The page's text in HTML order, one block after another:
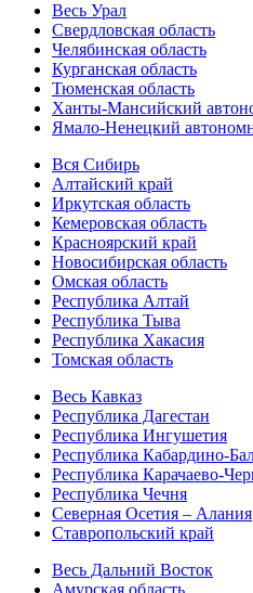
Весь Урал
Свердловская область
Челябинская область
Курганская область
Тюменская область
Ханты-Мансийский
Ямало-Ненецкий
Вся Сибирь
Алтайский край
Иркутская область
Кемеровская область
Красноярский край
Новосибирская область
Омская область
Республика Алтай
Республика Тыва
Республика Хакасия
Томская область
Весь Кавказ
Республика Дагестан
Республика Ингушетия
Республика Кабардино-
Республика Карачаево-
Республика Чечня
Северная Осетия – Алания
Ставропольский край
Весь Дальний Восток
Амурская область